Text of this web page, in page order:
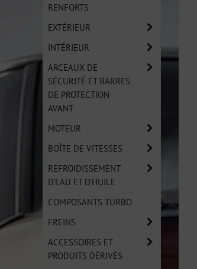
RENFORTS
EXTÉRIEUR
INTÉRIEUR
ARCEAUX DE
SÉCURITÉ ET BARRES
DE PROTECTION
AVANT
MOTEUR
BOÎTE DE VITESSES
REFROIDISSEMENT
D'EAU ET D'HUILE
COMPOSANTS TURBO
FREINS
ACCESSOIRES ET
PRODUITS DÉRIVÉS